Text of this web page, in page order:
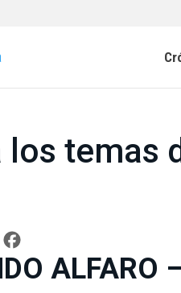
los temas
ALFARO